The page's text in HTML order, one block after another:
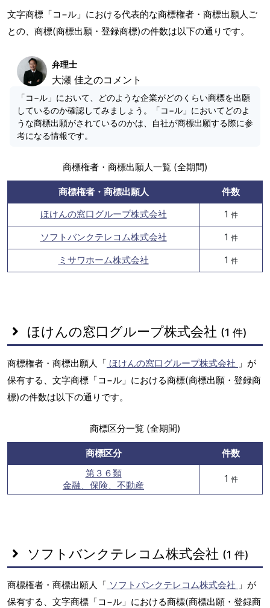
文字商標「コ−ル」における代表的な商標権者・商標出願人ご
との、商標(商標出願・登録商標)の件数は以下の通りです。
弁理士
大瀬 佳之のコメント
「コ−ル」において、どのような企業がどのくらい商標を出願
しているのか確認してみましょう。「コ−ル」においてどのよ
うな商標出願がされているのかは、自社が商標出願する際に参
考になる情報です。
商標権者・商標出願人一覧 (全期間)
商標権者・商標出願人
件数
ほけんの窓口グループ株式会社
1 件
ソフトバンクテレコム株式会社 1 件
ミサワホーム株式会社 1 件
ほけんの窓口グループ株式会社 (1 件)
商標権者・商標出願人「 ほけんの窓口グループ株式会社 」が
保有する、文字商標「コ−ル」における商標(商標出願・登録商
標)の件数は以下の通りです。
商標区分一覧 (全期間)
商標区分
件数
第３６類
金融、保険、不動産
1 件
ソフトバンクテレコム株式会社 (1 件)
商標権者・商標出願人「 ソフトバンクテレコム株式会社 」が
保有する、文字商標「コ−ル」における商標(商標出願・登録商